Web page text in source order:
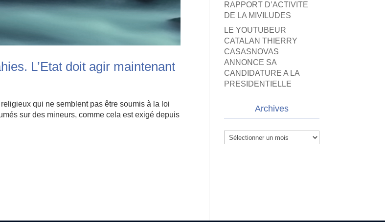
L’Etat doit agir maintenant
qui ne semblent pas être soumis à la loi
sur des mineurs, comme cela est exigé depuis
RAPPORT D’ACTIVITE
DE LA MIVILUDES
LE YOUTUBEUR
CATALAN THIERRY
CASASNOVAS
ANNONCE SA
CANDIDATURE A LA
PRESIDENTIELLE
Archives
Archives